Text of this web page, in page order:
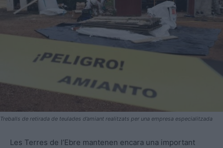
Treballs de retirada de teulades d’amiant realitzats per una empresa especialitzada
Les Terres de l’Ebre mantenen encara una important